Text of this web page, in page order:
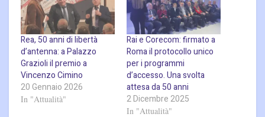
Rea, 50 anni di libertà
d’antenna: a Palazzo
Grazioli il premio a
Vincenzo Cimino
20 Gennaio 2026
In "Attualità"
Rai e Corecom: firmato a
Roma il protocollo unico
per i programmi
d’accesso. Una svolta
attesa da 50 anni
2 Dicembre 2025
In "Attualità"